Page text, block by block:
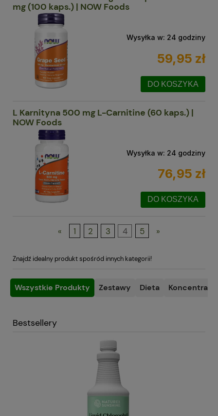
mg (100 kaps.) | NOW Foods
Wysyłka w: 24 godziny
59,95 zł
DO KOSZYKA
L Karnityna 500 mg L-Carnitine (60 kaps.) |
NOW Foods
Wysyłka w: 24 godziny
76,95 zł
DO KOSZYKA
« 1 2 3 4 5 »
Znajdź idealny produkt spośród innych kategorii!
Wszystkie Produkty Zestawy Dieta
Bestsellery